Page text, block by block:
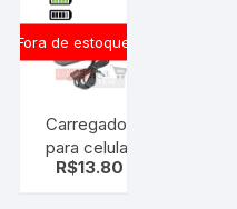
Fora de estoque
Carregador
para celular
(smartphone)
R$13.80